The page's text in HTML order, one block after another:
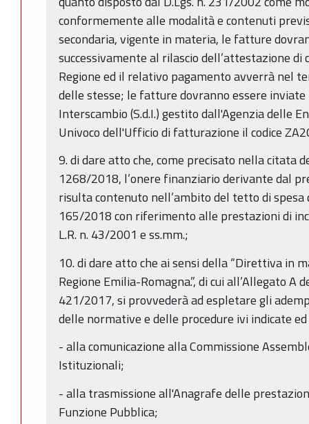
conformemente alle modalità e contenuti
secondaria, vigente in materia, le fatture
successivamente al rilascio dell’attestazione
Regione ed il relativo pagamento avverrà nel
delle stesse; le fatture dovranno essere
Interscambio (S.d.I.) gestito dall'Agenzia delle
Univoco dell'Ufficio di fatturazione il codice
9. di dare atto che, come precisato nella citata
1268/2018, l’onere finanziario derivante dal
risulta contenuto nell’ambito del tetto di
165/2018 con riferimento alle prestazioni di
L.R. n. 43/2001 e ss.mm.;
10. di dare atto che ai sensi della “Direttiva in
Regione Emilia-Romagna.”, di cui all’Allegato
421/2017, si provvederà ad espletare gli
delle normative e delle procedure ivi indicate
- alla comunicazione alla Commissione
Istituzionali;
- alla trasmissione all'Anagrafe delle
Funzione Pubblica;